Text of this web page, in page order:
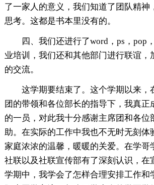
了一家人的意义，我们知道了团队精神
思考。这都是书本里没有的。
四、我们还进行了word，ps，pop
业培训，我们还和其他部门进行联谊，
的交流。
这学期要结束了。这个学期以来，
团的带领和各位部长的指导下，我真正
的一员，对此我十分感谢主席团和各位
助。在实际的工作中我也不无时无刻体
家庭浓浓的温馨，暖暖的关爱。在学哥
社联以及社联宣传部有了深刻认识，在
学期中，我学会了怎样合理安排工作和